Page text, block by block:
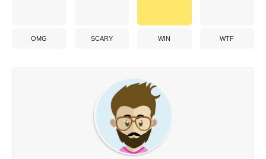
OMG SCARY WIN WTF